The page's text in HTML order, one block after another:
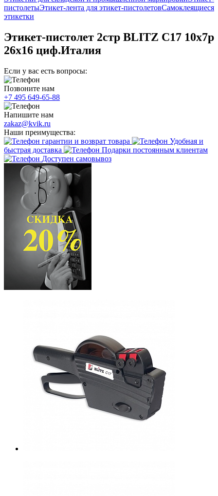
пистолетыЭтикет-лента для этикет-пистолетовСамоклеящиеся
этикетки
Этикет-пистолет 2стр BLITZ C17 10х7р
26х16 циф.Италия
Если у вас есть вопросы:
Позвоните нам
+7 495 649-65-88
Напишите нам
zakaz@kvik.ru
Наши преимущества:
гарантии и возврат товара
Удобная и
быстрая доставка
Подарки постоянным клиентам
Доступен самовывоз